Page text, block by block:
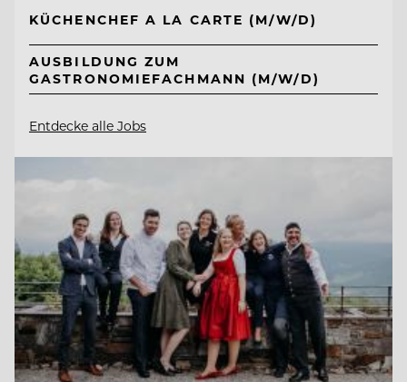
KÜCHENCHEF A LA CARTE (M/W/D)
AUSBILDUNG ZUM
GASTRONOMIEFACHMANN (M/W/D)
Entdecke alle Jobs